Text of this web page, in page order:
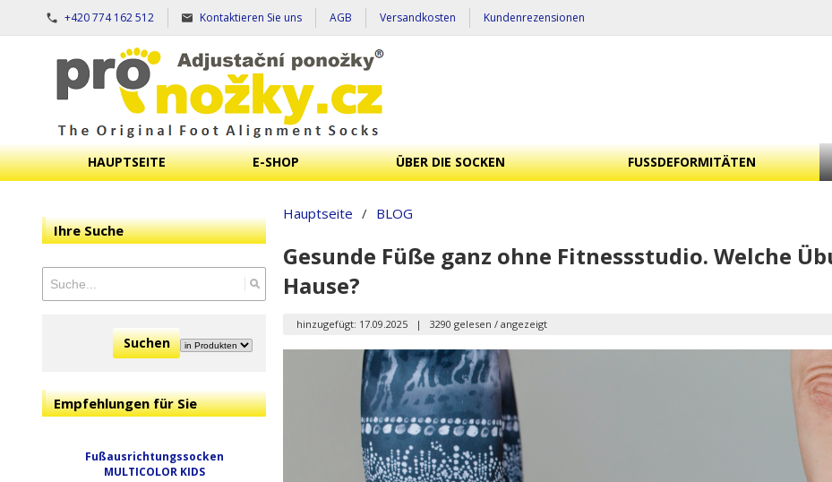
+420 774 162 512 Kontaktieren Sie uns AGB Versandkosten Kundenrezensionen
HAUPTSEITE E-SHOP ÜBER DIE SOCKEN FUSSDEFORMITÄTEN
Ihre Suche
Suchen
Empfehlungen für Sie
Fußausrichtungssocken
MULTICOLOR KIDS
Hauptseite / BLOG
Gesunde Füße ganz ohne Fitnessstudio. Welche
Hause?
hinzugefügt: 17.09.2025| 3290 gelesen / angezeigt